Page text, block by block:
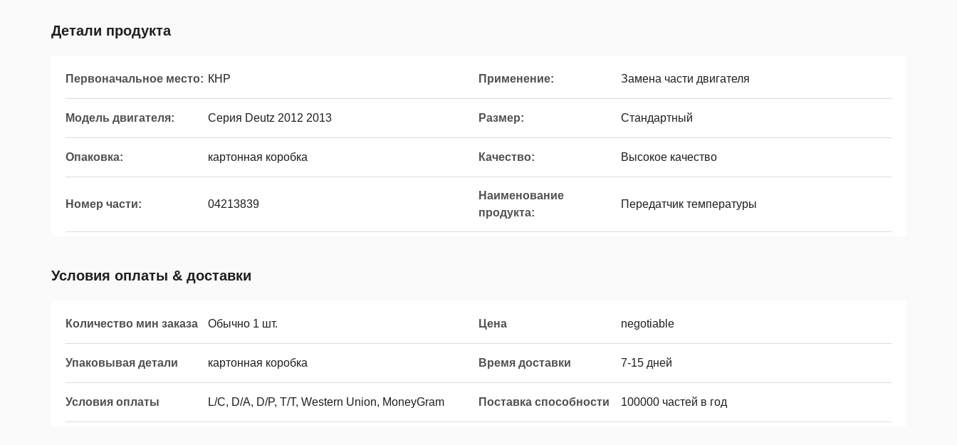
Детали продукта
Первоначальное место: КНР Применение: Замена части двигателя
Модель двигателя: Серия Deutz 2012 2013 Размер: Стандартный
Опаковка: картонная коробка Качество: Высокое качество
Номер части: 04213839
Наименование
продукта:
Передатчик температуры
Условия оплаты & доставки
Количество мин заказа Обычно 1 шт. Цена negotiable
Упаковывая детали картонная коробка Время доставки 7-15 дней
Условия оплаты L/C, D/A, D/P, T/T, Western Union, MoneyGram Поставка способности 100000 частей в год